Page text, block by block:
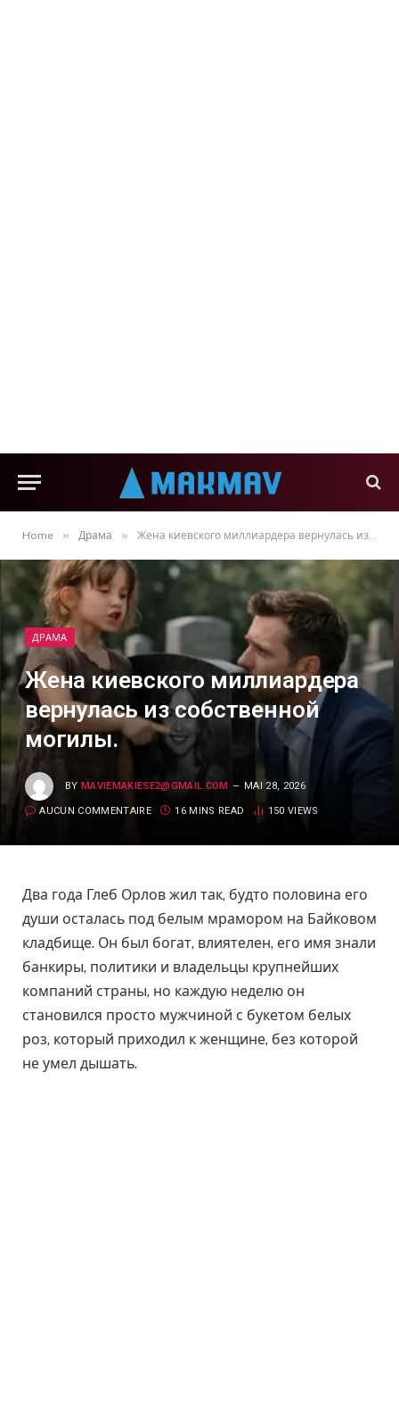
Home » Драма » Жена киевского миллиардера вернулась из собственной могилы.
ДРАМА
Жена киевского миллиардера
вернулась из собственной
могилы.
BY MAVIEMAKIESE2@GMAIL.COM MAI 28, 2026
AUCUN COMMENTAIRE 16 MINS READ 150 VIEWS
Два года Глеб Орлов жил так, будто половина его
души осталась под белым мрамором на Байковом
кладбище. Он был богат, влиятелен, его имя знали
банкиры, политики и владельцы крупнейших
компаний страны, но каждую неделю он
становился просто мужчиной с букетом белых
роз, который приходил к женщине, без которой
не умел дышать.